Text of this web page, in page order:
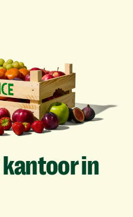
kantoorin